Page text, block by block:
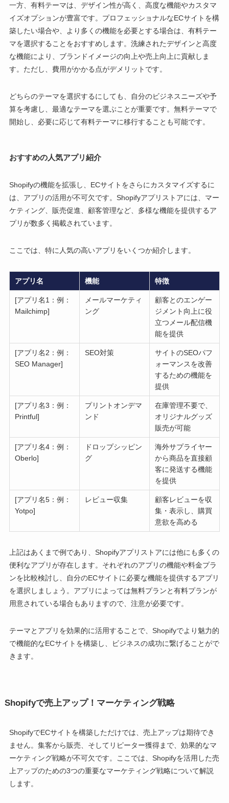
一方、有料テーマは、デザイン性が高く、高度な機能やカスタマ
イズオプションが豊富です。プロフェッショナルなECサイトを構
築したい場合や、より多くの機能を必要とする場合は、有料テー
マを選択することをおすすめします。洗練されたデザインと高度
な機能により、ブランドイメージの向上や売上向上に貢献しま
す。ただし、費用がかかる点がデメリットです。
どちらのテーマを選択するにしても、自分のビジネスニーズや予
算を考慮し、最適なテーマを選ぶことが重要です。無料テーマで
開始し、必要に応じて有料テーマに移行することも可能です。
おすすめの人気アプリ紹介
Shopifyの機能を拡張し、ECサイトをさらにカスタマイズするに
は、アプリの活用が不可欠です。Shopifyアプリストアには、マー
ケティング、販売促進、顧客管理など、多様な機能を提供するア
プリが数多く掲載されています。
ここでは、特に人気の高いアプリをいくつか紹介します。
アプリ名 機能 特徴
[アプリ名1：例：
Mailchimp]
メールマーケティ
ング
顧客とのエンゲー
ジメント向上に役
立つメール配信機
能を提供
[アプリ名2：例：
SEO Manager]
SEO対策
サイトのSEOパフ
ォーマンスを改善
するための機能を
提供
[アプリ名3：例：
Printful]
プリントオンデマ
ンド
在庫管理不要で、
オリジナルグッズ
販売が可能
[アプリ名4：例：
Oberlo]
ドロップシッピン
グ
海外サプライヤー
から商品を直接顧
客に発送する機能
を提供
[アプリ名5：例：
Yotpo]
レビュー収集
顧客レビューを収
集・表示し、購買
意欲を高める
上記はあくまで例であり、Shopifyアプリストアには他にも多くの
便利なアプリが存在します。それぞれのアプリの機能や料金プラ
ンを比較検討し、自分のECサイトに必要な機能を提供するアプリ
を選択しましょう。アプリによっては無料プランと有料プランが
用意されている場合もありますので、注意が必要です。
テーマとアプリを効果的に活用することで、Shopifyでより魅力的
で機能的なECサイトを構築し、ビジネスの成功に繋げることがで
きます。
Shopifyで売上アップ！マーケティング戦略
ShopifyでECサイトを構築しただけでは、売上アップは期待でき
ません。集客から販売、そしてリピーター獲得まで、効果的なマ
ーケティング戦略が不可欠です。ここでは、Shopifyを活用した売
上アップのための3つの重要なマーケティング戦略について解説
します。